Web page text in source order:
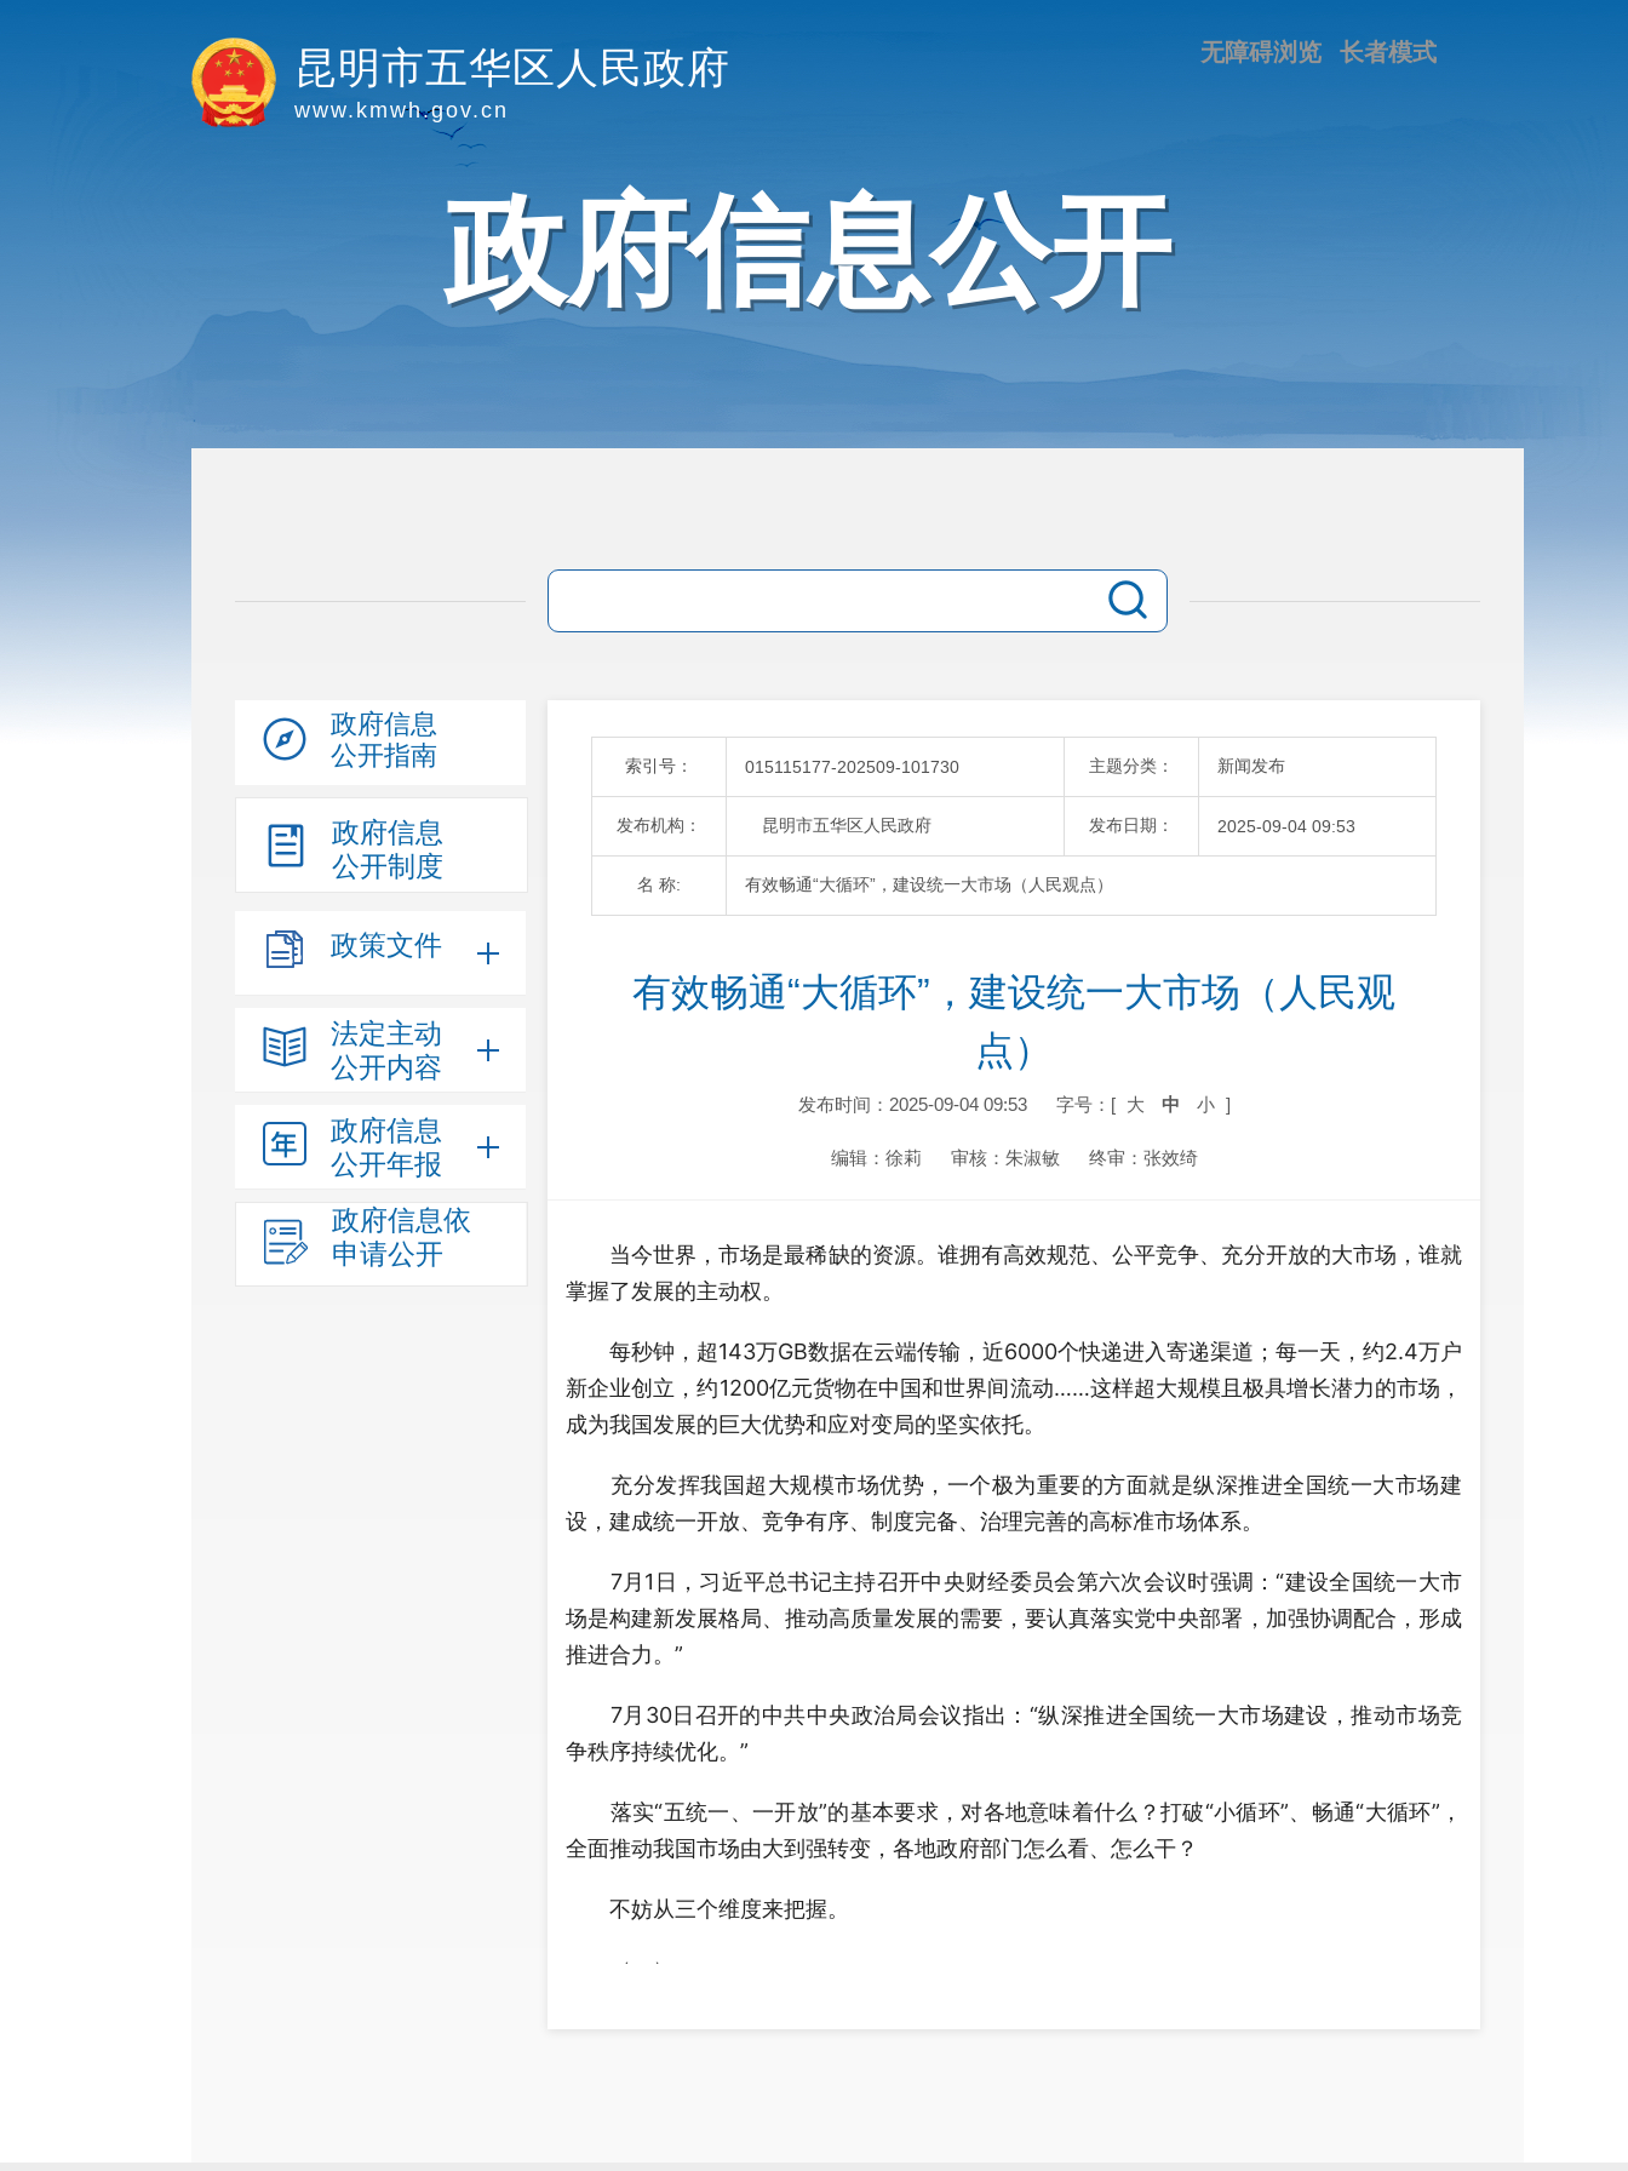
昆明市五华区人民政府
www.kmwh.gov.cn
长者模式
无障碍浏览
政府信息公开
政府信息
公开指南
政府信息
公开制度
政策文件
法定主动
公开内容
政府信息
公开年报
政府信息依
申请公开
索引号： 015115177-202509-101730 主题分类： 新闻发布
发布机构： 昆明市五华区人民政府 发布日期： 2025-09-04 09:53
名 称: 有效畅通“大循环”，建设统一大市场（人民观点）
有效畅通“大循环”，建设统一大市场（人民观
点）
发布时间：2025-09-04 09:53 字号：[ 大 中 小 ]
编辑：徐莉 审核：朱淑敏 终审：张效绮
当今世界，市场是最稀缺的资源。谁拥有高效规范、公平竞争、充分开放的大市场，谁就
掌握了发展的主动权。
每秒钟，超143万GB数据在云端传输，近6000个快递进入寄递渠道；每一天，约2.4万户
新企业创立，约1200亿元货物在中国和世界间流动……这样超大规模且极具增长潜力的市场，
成为我国发展的巨大优势和应对变局的坚实依托。
充分发挥我国超大规模市场优势，一个极为重要的方面就是纵深推进全国统一大市场建
设，建成统一开放、竞争有序、制度完备、治理完善的高标准市场体系。
7月1日，习近平总书记主持召开中央财经委员会第六次会议时强调：“建设全国统一大市
场是构建新发展格局、推动高质量发展的需要，要认真落实党中央部署，加强协调配合，形成
推进合力。”
7月30日召开的中共中央政治局会议指出：“纵深推进全国统一大市场建设，推动市场竞
争秩序持续优化。”
落实“五统一、一开放”的基本要求，对各地意味着什么？打破“小循环”、畅通“大循环”，
全面推动我国市场由大到强转变，各地政府部门怎么看、怎么干？
不妨从三个维度来把握。
（一）